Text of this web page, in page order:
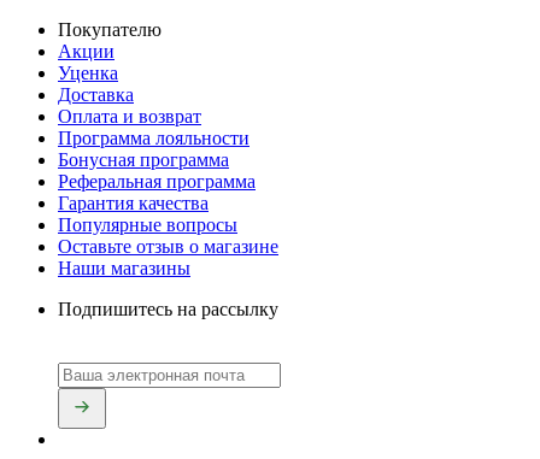
Покупателю
Акции
Уценка
Доставка
Оплата и возврат
Программа лояльности
Бонусная программа
Реферальная программа
Гарантия качества
Популярные вопросы
Оставьте отзыв о магазине
Наши магазины
Подпишитесь на рассылку